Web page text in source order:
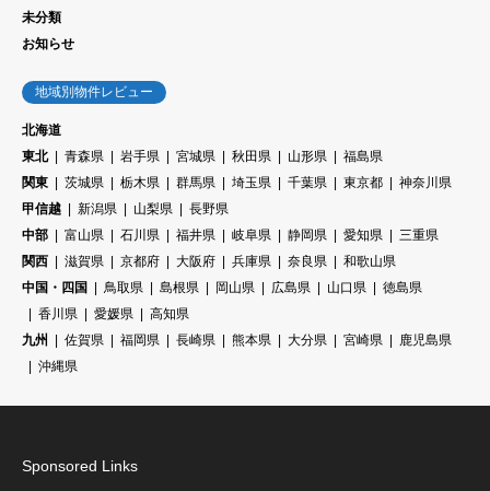
未分類
お知らせ
地域別物件レビュー
北海道
東北
青森県 岩手県 宮城県 秋田県 山形県
福島県
関東
茨城県 栃木県 群馬県 埼玉県 千葉県 東京都
神奈川県
甲信越
新潟県 山梨県
長野県
中部
富山県 石川県 福井県 岐阜県 静岡県 愛知県
三重県
関西
滋賀県 京都府 大阪府 兵庫県 奈良県
和歌山県
中国・四国
鳥取県 島根県 岡山県 広島県 山口県
徳島県
香川県
愛媛県
高知県
九州
佐賀県 福岡県 長崎県 熊本県 大分県 宮崎県
鹿児島県
沖縄県
Sponsored Links